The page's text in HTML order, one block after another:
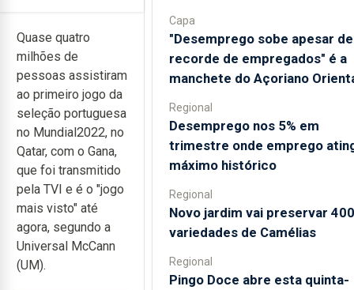
Quase quatro
milhões de
pessoas assistiram
ao primeiro jogo da
seleção portuguesa
no Mundial2022, no
Qatar, com o Gana,
que foi transmitido
pela TVI e é o "jogo
mais visto" até
agora, segundo a
Universal McCann
(UM).
Capa
"Desemprego sobe apesar de
recorde de empregados" é a
manchete do Açoriano
Regional
Desemprego nos 5% em
trimestre onde emprego
máximo histórico
Regional
Novo jardim vai preservar 400
variedades de Camélias
Regional
Pingo Doce abre esta quinta-